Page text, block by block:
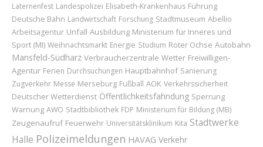
Laternenfest Landespolizei Elisabeth-Krankenhaus Führung
Deutsche Bahn Landwirtschaft Forschung Stadtmuseum Abellio
Arbeitsagentur Unfall Ausbildung Ministerium für Inneres und
Sport (MI) Weihnachtsmarkt Energie Studium Roter Ochse Autobahn
Mansfeld-Südharz Verbraucherzentrale Wetter Freiwilligen-
Agentur Ferien Durchsuchungen Hauptbahnhof Sanierung
Zugverkehr Messe Merseburg Fußball AOK Verkehrssicherheit
Deutscher Wetterdienst Öffentlichkeitsfahndung Sperrung
Warnung AWO Stadtbibliothek FDP Ministerium für Bildung (MB)
Zeugenaufruf Feuerwehr Universitätsklinikum Kita Stadtwerke
Halle Polizeimeldungen HAVAG Verkehr